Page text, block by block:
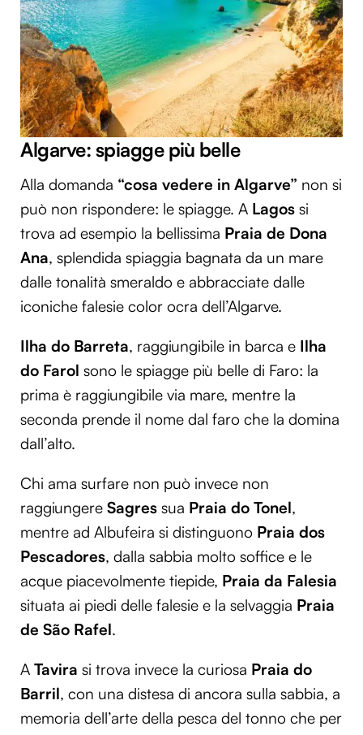
Algarve: spiagge più belle
Alla domanda “cosa vedere in Algarve” non si
può non rispondere: le spiagge. A Lagos si
trova ad esempio la bellissima Praia de Dona
Ana, splendida spiaggia bagnata da un mare
dalle tonalità smeraldo e abbracciate dalle
iconiche falesie color ocra dell’Algarve.
Ilha do Barreta, raggiungibile in barca e Ilha
do Farol sono le spiagge più belle di Faro: la
prima è raggiungibile via mare, mentre la
seconda prende il nome dal faro che la domina
dall’alto.
Chi ama surfare non può invece non
raggiungere Sagres sua Praia do Tonel,
mentre ad Albufeira si distinguono Praia dos
Pescadores, dalla sabbia molto soffice e le
acque piacevolmente tiepide, Praia da Falesia
situata ai piedi delle falesie e la selvaggia Praia
de São Rafel.
A Tavira si trova invece la curiosa Praia do
Barril, con una distesa di ancora sulla sabbia, a
memoria dell’arte della pesca del tonno che per